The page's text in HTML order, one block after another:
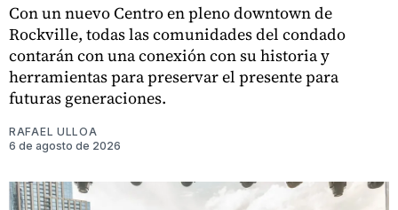
Con un nuevo Centro en pleno downtown de
Rockville, todas las comunidades del condado
contarán con una conexión con su historia y
herramientas para preservar el presente para
futuras generaciones.
RAFAEL ULLOA
6 de agosto de 2026